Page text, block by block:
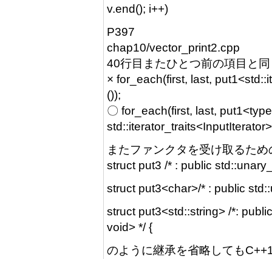
v.end(); i++)
P397
chap10/vector_print2.cpp
40行目またひとつ前の項目と
× for_each(first, last,
());
〇 for_each(first, last,
またファンクタを受け取るた
struct put3 /* : public
struct put3<char>/* : public
struct put3<std::string> /*:
void> */ {
のように継承を省略しても